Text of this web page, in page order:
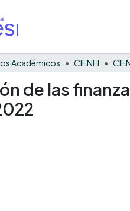
Académicos CIENFI
de las